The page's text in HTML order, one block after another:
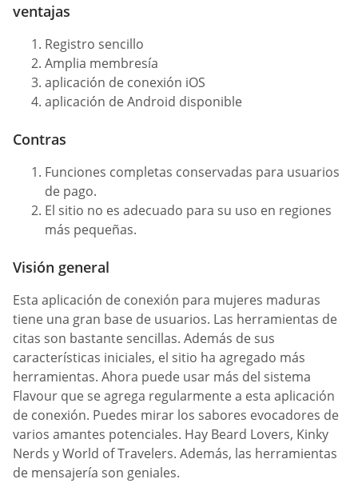
ventajas
Registro sencillo
Amplia membresía
aplicación de conexión iOS
aplicación de Android disponible
Contras
Funciones completas conservadas para usuarios
de pago.
El sitio no es adecuado para su uso en regiones
más pequeñas.
Visión general
Esta aplicación de conexión para mujeres maduras
tiene una gran base de usuarios. Las herramientas de
citas son bastante sencillas. Además de sus
características iniciales, el sitio ha agregado más
herramientas. Ahora puede usar más del sistema
Flavour que se agrega regularmente a esta aplicación
de conexión. Puedes mirar los sabores evocadores de
varios amantes potenciales. Hay Beard Lovers, Kinky
Nerds y World of Travelers. Además, las herramientas
de mensajería son geniales.